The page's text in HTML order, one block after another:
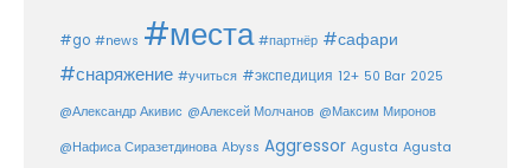
#go #news #места #партнёр #сафари
#снаряжение #учиться #экспедиция 12+ 50 Bar 2025
@Александр Акивис @Алексей Молчанов @Максим Миронов
@Нафиса Сиразетдинова Abyss Aggressor Agusta Agusta